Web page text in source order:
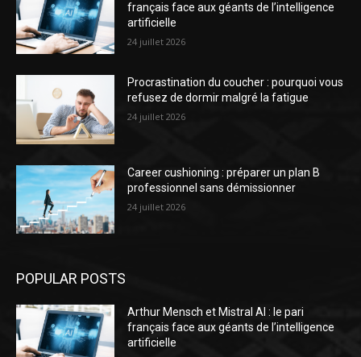
français face aux géants de l’intelligence
artificielle
24 juillet 2026
Procrastination du coucher : pourquoi vous
refusez de dormir malgré la fatigue
24 juillet 2026
Career cushioning : préparer un plan B
professionnel sans démissionner
24 juillet 2026
POPULAR POSTS
Arthur Mensch et Mistral AI : le pari
français face aux géants de l’intelligence
artificielle